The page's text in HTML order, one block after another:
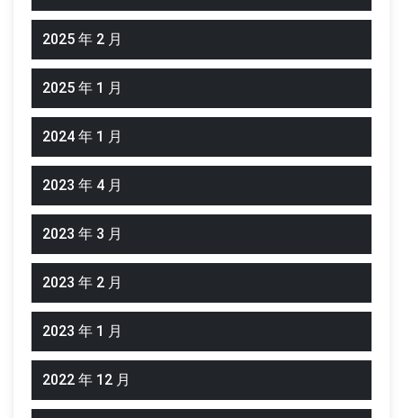
2025 年 2 月
2025 年 1 月
2024 年 1 月
2023 年 4 月
2023 年 3 月
2023 年 2 月
2023 年 1 月
2022 年 12 月